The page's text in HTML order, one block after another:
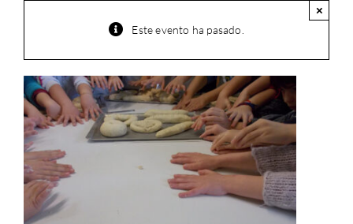
ATERPEAK
BIZI-BASO
ERLE-KIDE
NOTICIAS
Este evento ha pasado.
×